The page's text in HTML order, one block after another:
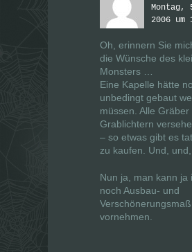
Montag,
2006 um
Oh, erinnern Sie
die Wünsche des
Monsters …
Eine Kapelle hätte
unbedingt gebaut
müssen. Alle Gräber
Grablichtern
– so etwas gibt es
zu kaufen. Und,
Nun ja, man kann ja
noch Ausbau- und
vornehmen.